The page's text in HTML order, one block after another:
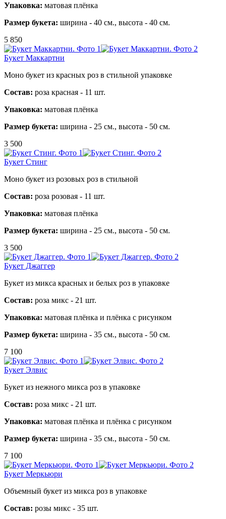
Упаковка: матовая плёнка
Размер букета: ширина - 40 см., высота - 40 см.
5 850
Букет Маккартни
Моно букет из красных роз в стильной упаковке
Состав: роза красная - 11 шт.
Упаковка: матовая плёнка
Размер букета: ширина - 25 см., высота - 50 см.
3 500
Букет Стинг
Моно букет из розовых роз в стильной
Состав: роза розовая - 11 шт.
Упаковка: матовая плёнка
Размер букета: ширина - 25 см., высота - 50 см.
3 500
Букет Джаггер
Букет из микса красных и белых роз в упаковке
Состав: роза микс - 21 шт.
Упаковка: матовая плёнка и плёнка с рисунком
Размер букета: ширина - 35 см., высота - 50 см.
7 100
Букет Элвис
Букет из нежного микса роз в упаковке
Состав: роза микс - 21 шт.
Упаковка: матовая плёнка и плёнка с рисунком
Размер букета: ширина - 35 см., высота - 50 см.
7 100
Букет Меркьюри
Объемный букет из микса роз в упаковке
Состав: розы микс - 35 шт.